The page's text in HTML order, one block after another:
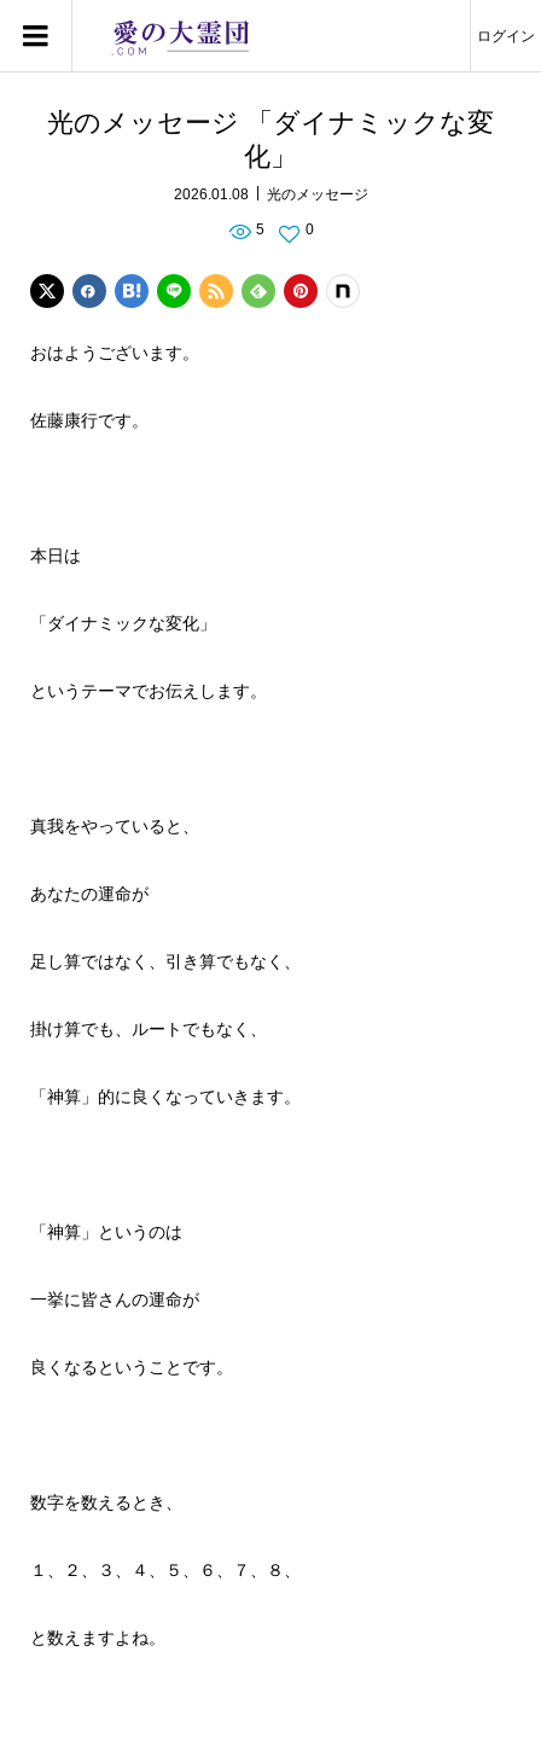
ログイン
光のメッセージ 「ダイナミックな変
化」
2026.01.08 光のメッセージ
5 0
おはようございます。
佐藤康行です。
本日は
「ダイナミックな変化」
というテーマでお伝えします。
真我をやっていると、
あなたの運命が
足し算ではなく、引き算でもなく、
掛け算でも、ルートでもなく、
「神算」的に良くなっていきます。
「神算」というのは
一挙に皆さんの運命が
良くなるということです。
数字を数えるとき、
１、２、３、４、５、６、７、８、
と数えますよね。